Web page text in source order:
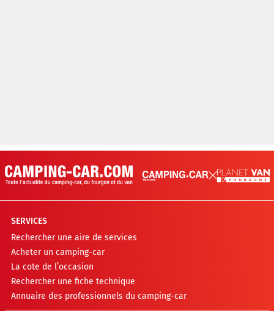
SERVICES
Rechercher une aire de services
Acheter un camping-car
La cote de l’occasion
Rechercher une fiche technique
Annuaire des professionnels du camping-car